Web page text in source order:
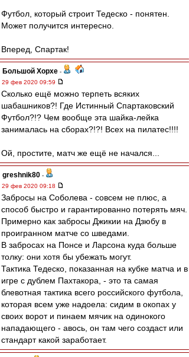
Футбол, который строит Тедеско - понятен.
Может получится интересно.
Вперед, Спартак!
Большой Хорхе -
29 фев 2020 09:59
Сколько ещё можно терпеть всяких
шабашников?! Где Истинный Спартаковский
Футбол?!? Чем вообще эта шайка-лейка
занималась на сборах?!?! Всех на пилатес!!!!
Ой, простите, матч же ещё не начался...
greshnik80 -
29 фев 2020 09:18
Забросы на Соболева - совсем не плюс, а
способ быстро и гарантированно потерять мяч.
Примерно как забросы Джикии на Дзюбу в
проигранном матче со шведами.
В забросах на Понсе и Ларсона куда больше
толку: они хотя бы убежать могут.
Тактика Тедеско, показанная на кубке матча и в
игре с дублем Пахтакора, - это та самая
блевотная тактика всего российского футбола,
которая всем уже надоела: сидим в окопах у
своих ворот и пинаем мячик на одинокого
нападающего - авось, он там чего создаст или
стандарт какой заработает.